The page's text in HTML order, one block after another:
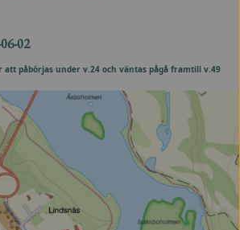
02
att påbörjas under v.24 och väntas pågå framtill v.49